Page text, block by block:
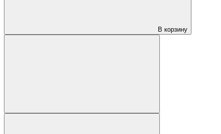
В корзину